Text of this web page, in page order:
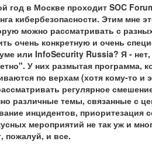
год в Москве проходит SOC
кибербезопасности. Этим мне
можно рассматривать с
очень конкретную и очень
или InfoSecurity Russia? Я -
У них размытая программа,
по верхам (хотя кому-то и
регулярное
различные темы, связанные с
инцидентов,
мероприятий не так уж и
пожалуй, и все.